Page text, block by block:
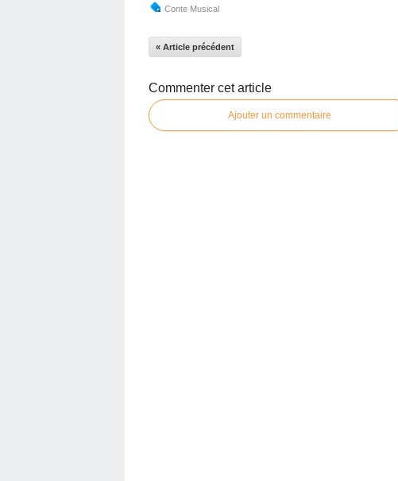
Conte Musical
« Article précédent
Commenter cet article
Ajouter un commentaire